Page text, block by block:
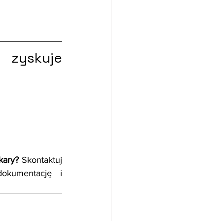
Skontaktuj
i